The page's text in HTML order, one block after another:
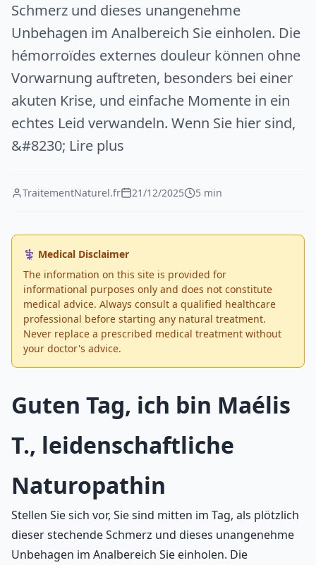
Schmerz und dieses unangenehme
Unbehagen im Analbereich Sie einholen. Die
hémorroïdes externes douleur können ohne
Vorwarnung auftreten, besonders bei einer
akuten Krise, und einfache Momente in ein
echtes Leid verwandeln. Wenn Sie hier sind,
&#8230; Lire plus
TraitementNaturel.fr 21/12/2025 5 min
⚕️ Medical Disclaimer
The information on this site is provided for
informational purposes only and does not constitute
medical advice. Always consult a qualified healthcare
professional before starting any natural treatment.
Never replace a prescribed medical treatment without
your doctor's advice.
Guten Tag, ich bin Maélis
T., leidenschaftliche
Naturopathin
Stellen Sie sich vor, Sie sind mitten im Tag, als plötzlich
dieser stechende Schmerz und dieses unangenehme
Unbehagen im Analbereich Sie einholen. Die